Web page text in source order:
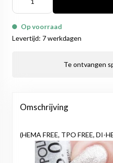
Op voorraad
Levertijd: 7 werkdagen
Te ontvangen
Omschrijving
(HEMA FREE, TPO FREE, DI-